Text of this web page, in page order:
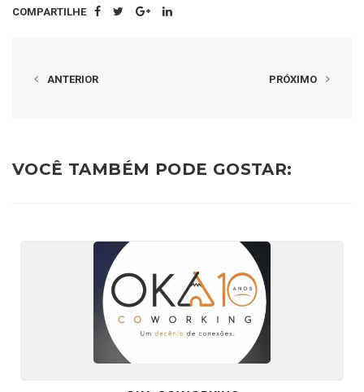
COMPARTILHE
ANTERIOR PRÓXIMO
VOCÊ TAMBÉM PODE GOSTAR: